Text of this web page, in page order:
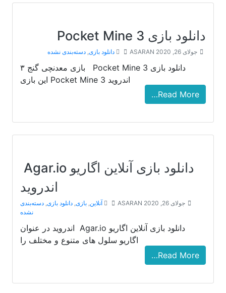
دانلود بازی Pocket Mine 3
جولای 26, 2020 ASARAN دانلود بازی, دسته‌بندی نشده
دانلود بازی Pocket Mine 3 بازی معدنچی گنج ۳
اندروید Pocket Mine 3 این بازی
Read More…
اندروید
جولای 26, 2020 ASARAN آنلاین,بازی,دانلود بازی,دسته‌بندی
نشده
دانلود بازی آنلاین اگاریو Agar.io اندروید در عنوان
اگاریو سلول های متنوع و مختلف را
Read More…